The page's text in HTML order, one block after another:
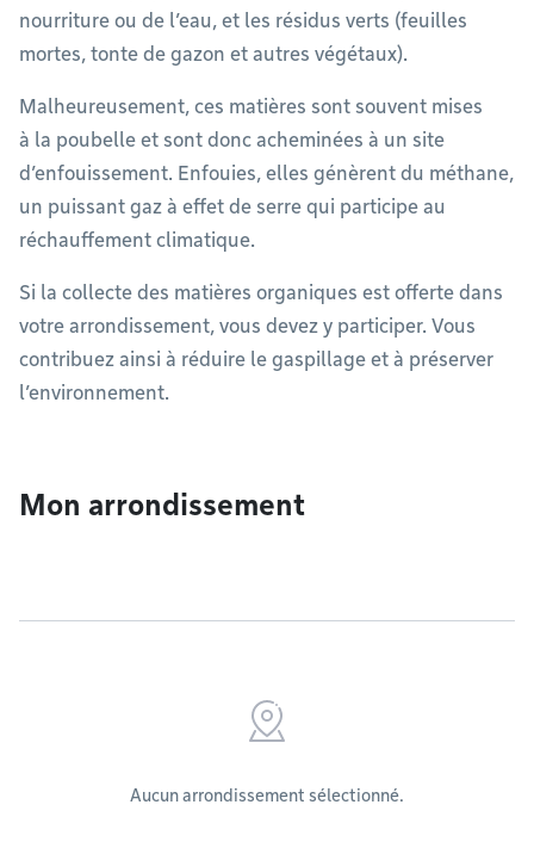
nourriture ou de l’eau, et les résidus verts (feuilles
mortes, tonte de gazon et autres végétaux).
Malheureusement, ces matières sont souvent mises
à la poubelle et sont donc acheminées à un site
d’enfouissement. Enfouies, elles génèrent du méthane,
un puissant gaz à effet de serre qui participe au
réchauffement climatique.
Si la collecte des matières organiques est offerte dans
votre arrondissement, vous devez y participer. Vous
contribuez ainsi à réduire le gaspillage et à préserver
l’environnement.
Mon arrondissement
Aucun arrondissement sélectionné.